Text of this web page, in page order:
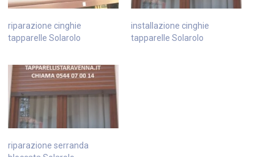
riparazione cinghie
tapparelle Solarolo
installazione cinghie
tapparelle Solarolo
riparazione serranda